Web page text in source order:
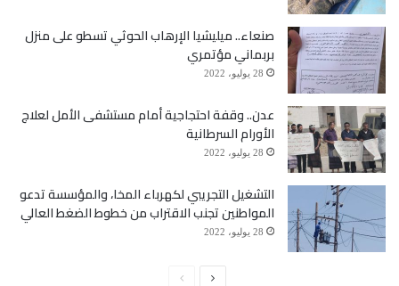
صنعاء.. ميليشيا الإرهاب الحوثي تسطو على منزل
بربماني مؤتمري
28 يوليو، 2022
عدن.. وقفة احتجاجية أمام مستشفى الأمل لعلاج
الأورام السرطانية
28 يوليو، 2022
التشغيل التجريبي لكهرباء المخا، والمؤسسة تدعو
المواطنين تجنب الاقتراب من خطوط الضغط العالي
28 يوليو، 2022
الصفحةالصفحة